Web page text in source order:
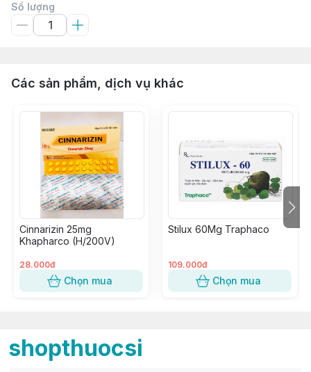
Số lượng
Các sản phẩm, dịch vụ khác
Cinnarizin 25mg
Khapharco (H/200V)
28.000đ
Chọn mua
Stilux 60Mg Traphaco
109.000đ
Chọn mua
shopthuocsi